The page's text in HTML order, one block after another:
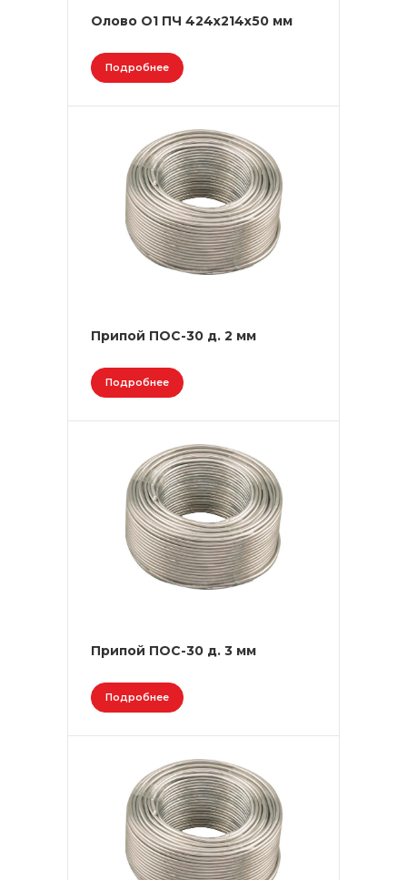
Олово О1 ПЧ 424x214x50 мм
Подробнее
Припой ПОС-30 д. 2 мм
Подробнее
Припой ПОС-30 д. 3 мм
Подробнее